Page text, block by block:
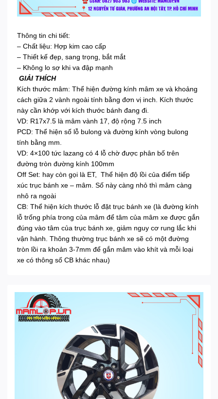
Thông tin chi tiết:
– Chất liệu: Hợp kim cao cấp
– Thiết kế đẹp, sang trọng, bắt mắt
– Không lo sợ khi va đập mạnh
GIẢI THÍCH
Kích thước mâm: Thể hiện đường kính mâm xe và khoảng
cách giữa 2 vành ngoài tính bằng đơn vị inch. Kích thước
này cần khớp với kích thước bánh đang đi.
VD: R17x7.5 là mâm vành 17, độ rộng 7.5 inch
PCD: Thể hiện số lỗ bulong và đường kính vòng bulong
tính bằng mm.
VD: 4×100 tức lazang có 4 lỗ chờ được phân bố trên
đường tròn đường kính 100mm
Off Set: hay còn gọi là ET, Thể hiện độ lồi của điểm tiếp
xúc trục bánh xe – mâm. Số này càng nhỏ thì mâm càng
nhô ra ngoài
CB: Thể hiện kích thước lỗ đặt trục bánh xe (là đường kính
lỗ trống phía trong của mâm để tâm của mâm xe được gắn
đúng vào tâm của trục bánh xe, giảm nguy cơ rung lắc khi
vận hành. Thông thường trục bánh xe sẽ có một đường
tròn lồi ra khoản 3-7mm để gắn mâm vào khít và mỗi loại
xe có thông số CB khác nhau)